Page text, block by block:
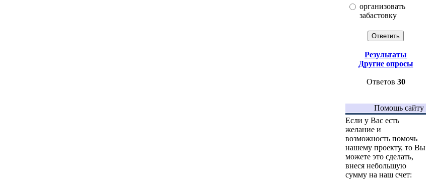
организовать
забастовку
Результаты
Другие опросы
Ответов 30
Помощь сайту
Если у Вас есть
желание и
возможность помочь
нашему проекту, то Вы
можете это сделать,
внеся небольшую
сумму на наш счет: